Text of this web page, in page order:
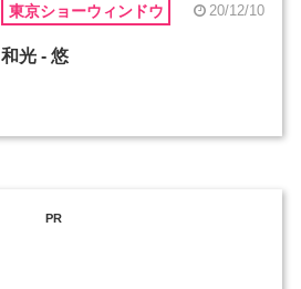
東京ショーウィンドウ 20/12/10
和光 - 悠
PR